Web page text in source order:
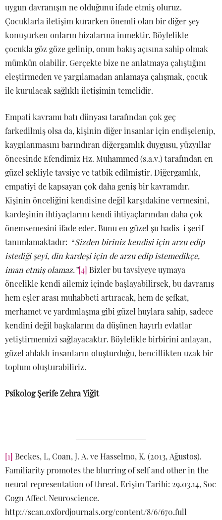
uygun davranışın ne olduğunu ifade etmiş oluruz.
Çocuklarla iletişim kurarken önemli olan bir diğer şey
konuşurken onların hizalarına inmektir. Böylelikle
çocukla göz göze gelinip, onun bakış açısına sahip olmak
mümkün olabilir. Gerçekte bize ne anlatmaya çalıştığını
eleştirmeden ve yargılamadan anlamaya çalışmak, çocuk
ile kurulacak sağlıklı iletişimin temelidir.
Empati kavramı batı dünyası tarafından çok geç
farkedilmiş olsa da, kişinin diğer insanlar için endişelenip,
kaygılanmasını barındıran diğergamlık duygusu, yüzyıllar
öncesinde Efendimiz Hz. Muhammed (s.a.v.) tarafından en
güzel şekliyle tavsiye ve tatbik edilmiştir. Diğergamlık,
empatiyi de kapsayan çok daha geniş bir kavramdır.
Kişinin önceliğini kendisine değil karşıdakine vermesini,
kardeşinin ihtiyaçlarını kendi ihtiyaçlarından daha çok
önemsemesini ifade eder. Bunu en güzel şu hadis-i şerif
tanımlamaktadır: “Sizden biriniz kendisi için arzu edip
istediği şeyi, din kardeşi için de arzu edip istemedikçe,
iman etmiş olamaz.”[4] Bizler bu tavsiyeye uymaya
öncelikle kendi ailemiz içinde başlayabilirsek, bu davranış
hem eşler arası muhabbeti artıracak, hem de şefkat,
merhamet ve yardımlaşma gibi güzel huylara sahip, sadece
kendini değil başkalarını da düşünen hayırlı evlatlar
yetiştirmemizi sağlayacaktır. Böylelikle birbirini anlayan,
güzel ahlaklı insanların oluşturduğu, bencillikten uzak bir
toplum oluşturabiliriz.
Psikolog Şerife Zehra Yiğit
[1] Beckes, L, Coan, J. A. ve Hasselmo, K. (2013, Ağustos).
Familiarity promotes the blurring of self and other in the
neural representation of threat. Erişim Tarihi: 29.03.14, Soc
Cogn Affect Neuroscience.
http://scan.oxfordjournals.org/content/8/6/670.full